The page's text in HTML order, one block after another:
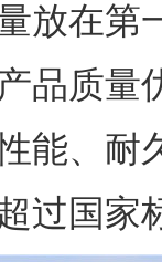
放在第
品质量
能、耐
过国家